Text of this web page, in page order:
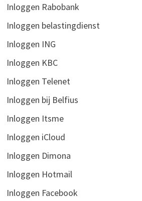
Inloggen Rabobank
Inloggen belastingdienst
Inloggen ING
Inloggen KBC
Inloggen Telenet
Inloggen bij Belfius
Inloggen Itsme
Inloggen iCloud
Inloggen Dimona
Inloggen Hotmail
Inloggen Facebook